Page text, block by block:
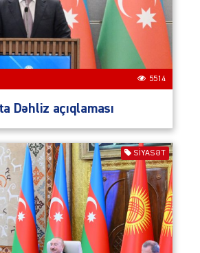
5514
Dəhliz açıqlaması
SIYASƏT